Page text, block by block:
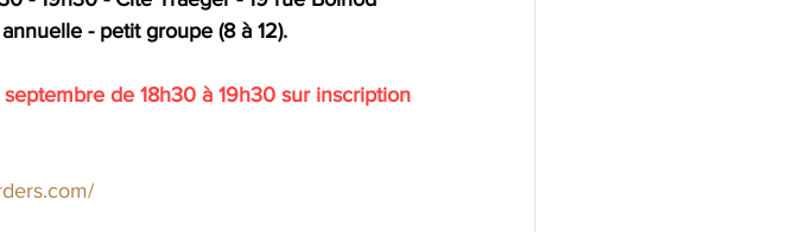
- petit groupe (8 à 12).
de 18h30 à 19h30 sur inscription